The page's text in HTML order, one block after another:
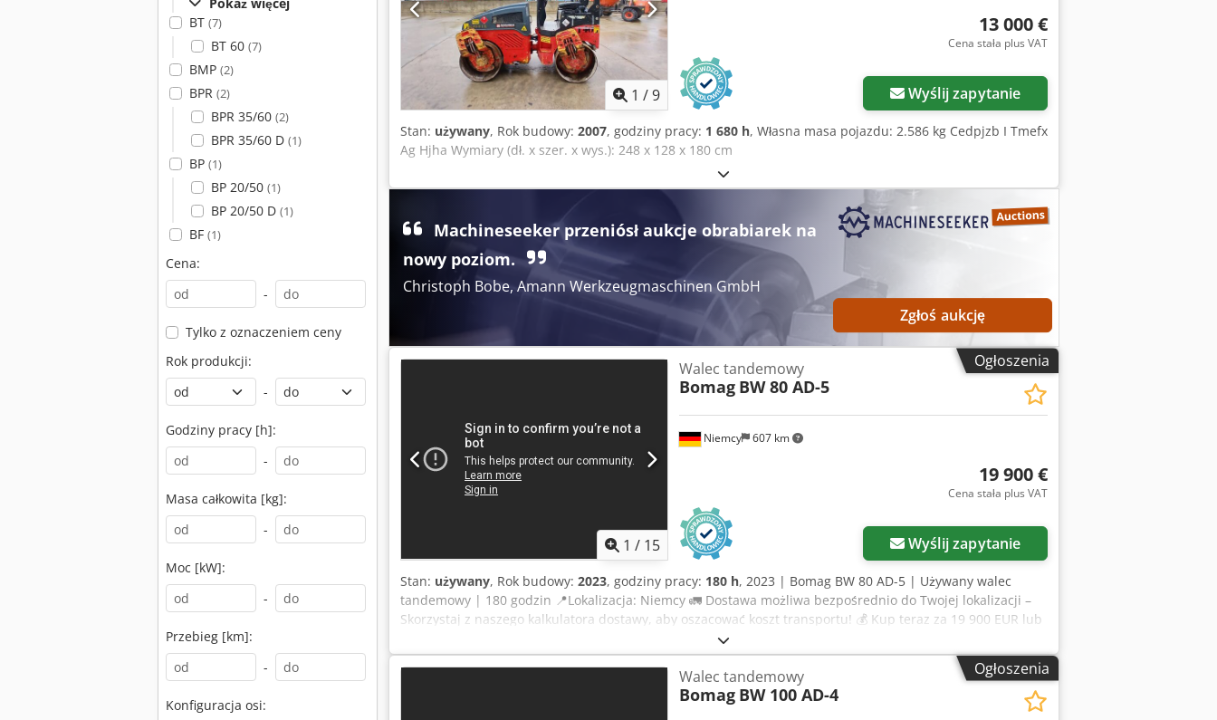
BT (7)
BT 60 (7)
BMP (2)
BPR (2)
BPR 35/60 (2)
BPR 35/60 D (1)
BP (1)
BP 20/50 (1)
BP 20/50 D (1)
BF (1)
Cena:
-
Tylko z oznaczeniem ceny
Rok produkcji:
-
Godziny pracy [h]:
-
Masa całkowita [kg]:
-
Moc [kW]:
-
Przebieg [km]:
-
Konfiguracja osi:
1 /9
13 000 €
Cena stała plus VAT
Wyślij zapytanie
Stan: używany, Rok budowy: 2007, godziny pracy: 1 680 h, Własna masa pojazdu: 2.586 kg Cedpjzb I Tmefx
Ag Hjha Wymiary (dł. x szer. x wys.): 248 x 128 x 180 cm
Machineseeker przeniósł aukcje obrabiarek na
nowy poziom.
Christoph Bobe, Amann Werkzeugmaschinen GmbH
Zgłoś aukcję
Ogłoszenia
1 / 15
Niemcy 607 km
Walec tandemowy
Bomag BW 80 AD-5
19 900 €
Cena stała plus VAT
Wyślij zapytanie
Stan: używany, Rok budowy: 2023, godziny pracy: 180 h, 2023 | Bomag BW 80 AD-5 | Używany walec
tandemowy | 180 godzin 📍Lokalizacja: Niemcy 🚛 Dostawa możliwa bezpośrednio do Twojej lokalizacji –
Skorzystaj z naszego kalkulatora dostawy, aby oszacować koszt transportu! 💰 Kup teraz za 19 900 EUR lub
złóż ofertę. Płatność przy odbiorze dostępna za niewielką opłatą (wymaga akceptacji)* 👷‍♂️ Zweryfikowany
przez niezależnego eksperta 41 punktów kontroli 41 zatwierdzonych ✅ 0 usterek ℹ️ 0 uwag ⚠️ 📌 Komentarz
inspektora: Maszyna wygląda prawie jak nowa, z małym przebiegiem. Brak problemów. 📄 Chcesz
zobaczyć pełny raport z kontroli, dodatkowe zdjęcia lub film? Wskazówka: Referencja "37599 Equippo" jest
często używana do wyszukiwania szczegółów online. 💡 Dlaczego ta maszyna i nasza usługa wyróżniają się:
Ogłoszenia
Walec tandemowy
Bomag BW 100 AD-4